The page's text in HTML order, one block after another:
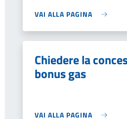
VAI ALLA PAGINA
Chiedere la
bonus gas
VAI ALLA PAGINA